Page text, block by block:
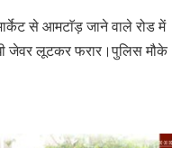
से आमटाॅड़ जाने वाले रोड में
जेवर लूटकर फरार।पुलिस मौके